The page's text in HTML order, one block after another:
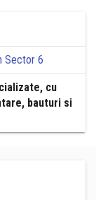
Sector 6
cu
bauturi si